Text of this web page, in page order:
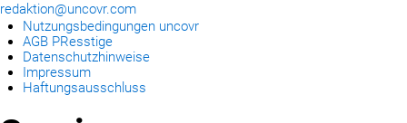
redaktion@uncovr.com
Nutzungsbedingungen uncovr
AGB PResstige
Datenschutzhinweise
Impressum
Haftungsausschluss